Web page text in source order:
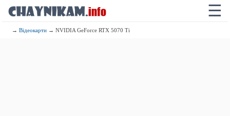
☰
→Відеокарти → NVIDIA GeForce RTX 5070 Ti